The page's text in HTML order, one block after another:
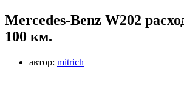
Mercedes-Benz W202
100 км.
автор: mitrich